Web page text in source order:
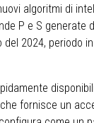
algoritmi di
P e S generate
2024, periodo
che fornisce un